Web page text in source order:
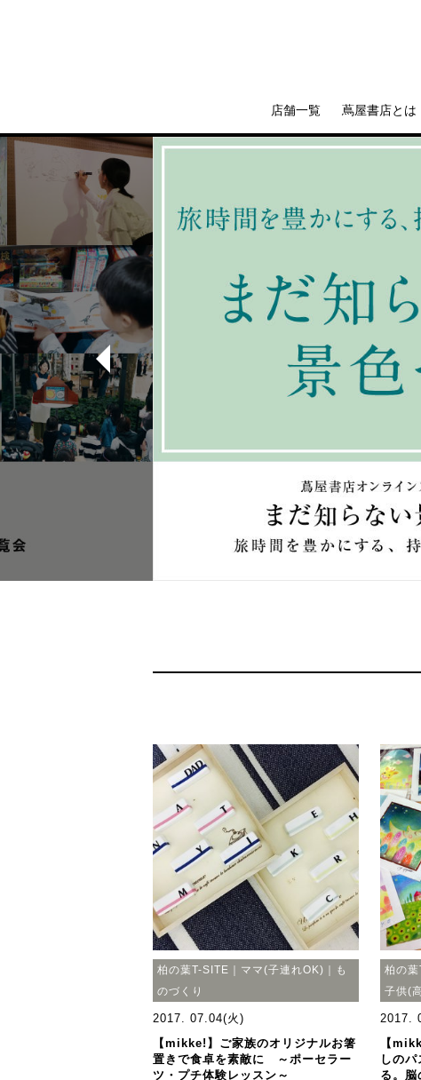
店舗一覧 蔦屋書店とは
柏の葉T-SITE｜ママ(子連れOK)｜も
のづくり
2017. 07.04(火)
【mikke!】ご家族のオリジナルお箸
置きで食卓を素敵に ～ポーセラー
ツ・プチ体験レッスン～
柏の葉
子供(
2017.
【
しの
る。脳